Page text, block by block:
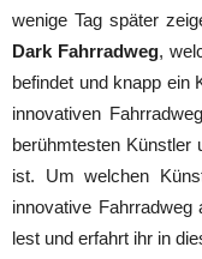
wenige Tag später
Dark Fahrradweg,
befindet und knapp ein
innovativen
berühmtesten Künstler
ist. Um welchen
innovative
lest und erfahrt ihr in